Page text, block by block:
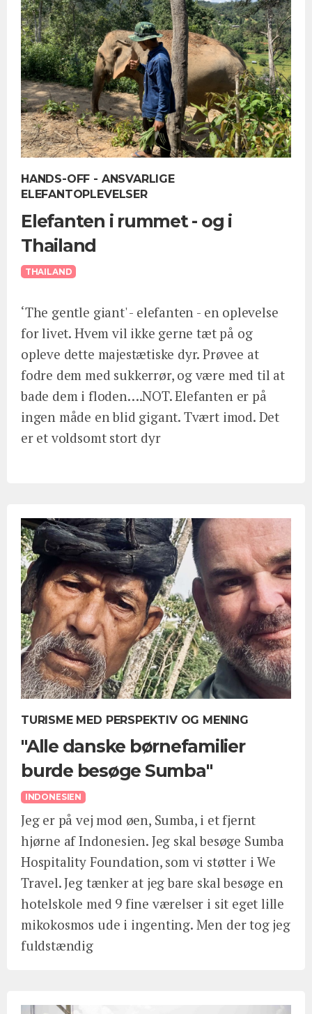
HANDS-OFF - ANSVARLIGE
ELEFANTOPLEVELSER
Elefanten i rummet - og i
Thailand
THAILAND
‘The gentle giant' - elefanten - en oplevelse
for livet. Hvem vil ikke gerne tæt på og
opleve dette majestætiske dyr. Prøvee at
fodre dem med sukkerrør, og være med til at
bade dem i floden….NOT. Elefanten er på
ingen måde en blid gigant. Tvært imod. Det
er et voldsomt stort dyr
TURISME MED PERSPEKTIV OG MENING
"Alle danske børnefamilier
burde besøge Sumba"
INDONESIEN
Jeg er på vej mod øen, Sumba, i et fjernt
hjørne af Indonesien. Jeg skal besøge Sumba
Hospitality Foundation, som vi støtter i We
Travel. Jeg tænker at jeg bare skal besøge en
hotelskole med 9 fine værelser i sit eget lille
mikokosmos ude i ingenting. Men der tog jeg
fuldstændig